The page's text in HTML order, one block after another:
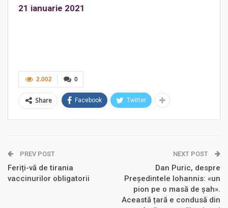
21 ianuarie 2021
0
2.002
Share Facebook Twitter
PREV POST
Feriți-vă de tirania
vaccinurilor obligatorii
NEXT POST
Dan Puric, despre
Președintele Iohannis: «un
pion pe o masă de șah».
Această țară e condusă din